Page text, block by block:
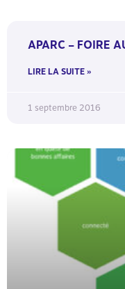
APARC – FOIRE
LIRE LA SUITE »
1 septembre 2016